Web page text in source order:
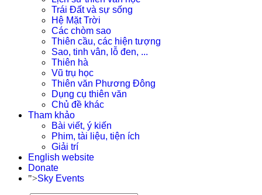
Trái Đất và sự sống
Hệ Mặt Trời
Các chòm sao
Thiên cầu, các hiện tượng
Sao, tinh vân, lỗ đen, ...
Thiên hà
Vũ trụ học
Thiên văn Phương Đông
Dụng cụ thiên văn
Chủ đề khác
Tham khảo
Bài viết, ý kiến
Phim, tài liệu, tiện ích
Giải trí
English website
Donate
">Sky Events